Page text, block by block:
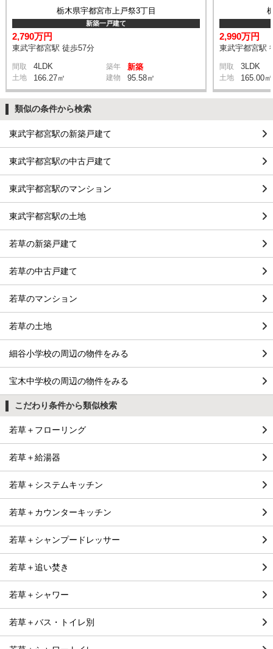
栃木県宇都宮市上戸祭3丁目
新築一戸建て
2,790万円
東武宇都宮駅 徒歩57分
間取 4LDK 築年 新築
土地 166.27㎡ 建物 95.58㎡
2,990万円
東武宇都宮駅
間取 3LDK
土地 165.00㎡
類似の条件から検索
東武宇都宮駅の新築戸建て
東武宇都宮駅の中古戸建て
東武宇都宮駅のマンション
東武宇都宮駅の土地
若草の新築戸建て
若草の中古戸建て
若草のマンション
若草の土地
細谷小学校の周辺の物件をみる
宝木中学校の周辺の物件をみる
こだわり条件から類似検索
若草＋フローリング
若草＋給湯器
若草＋システムキッチン
若草＋カウンターキッチン
若草＋シャンプードレッサー
若草＋追い焚き
若草＋シャワー
若草＋バス・トイレ別